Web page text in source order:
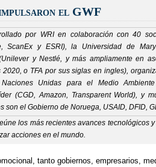
el GWF
por WRI en colaboración con 40
ScanEx y ESRI), la Universidad de
y Nestlé, y más ampliamente en
2020, o TFA por sus siglas en ingles),
Unidas para el Medio
(CGD, Amazon, Transparent World), y
son el Gobierno de Noruega, USAID, DFID,
los más recientes avances tecnológicos
acciones en el mundo.
tanto gobiernos, empresarios,